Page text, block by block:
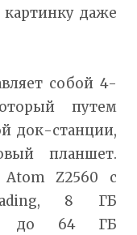
картинку даже
собой 4-
путем
док-станции,
планшет.
Z2560 с
8 ГБ
и до 64 ГБ